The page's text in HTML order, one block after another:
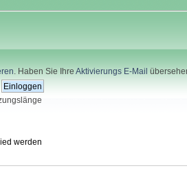
. Haben Sie Ihre Aktivierungs E-Mail
werden